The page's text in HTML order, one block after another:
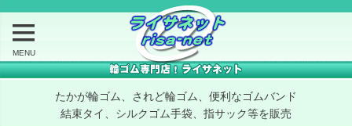
MENU
たかが輪ゴム、されど輪ゴム、便利なゴムバンド
結束タイ、シルクゴム手袋、指サック等を販売